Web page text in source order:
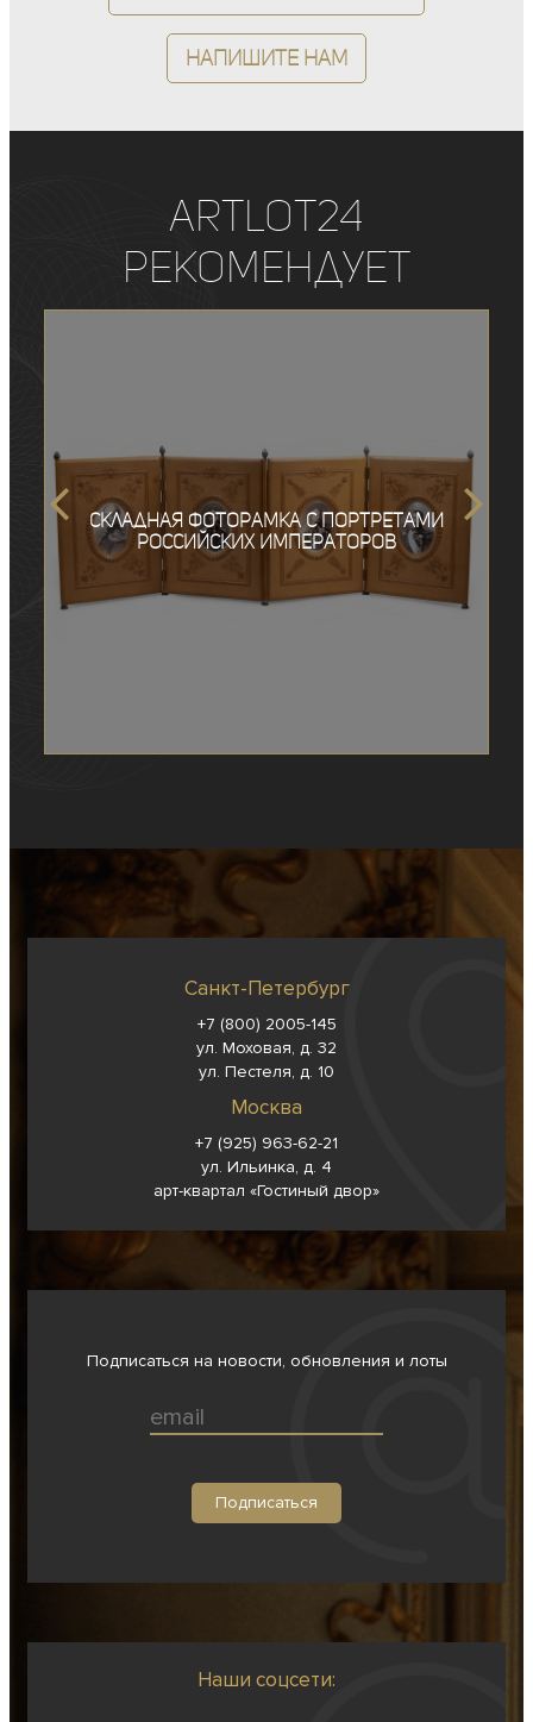
Напишите нам
ArtLot24
рекомендует
Складная фоторамка с портретами
Российских императоров
Санкт-Петербург
+7 (800) 2005-145
ул. Моховая, д. 32
ул. Пестеля, д. 10
Москва
+7 (925) 963-62-21
ул. Ильинка, д. 4
арт-квартал «Гостиный двор»
Подписаться на новости, обновления и лоты
Наши соцсети: